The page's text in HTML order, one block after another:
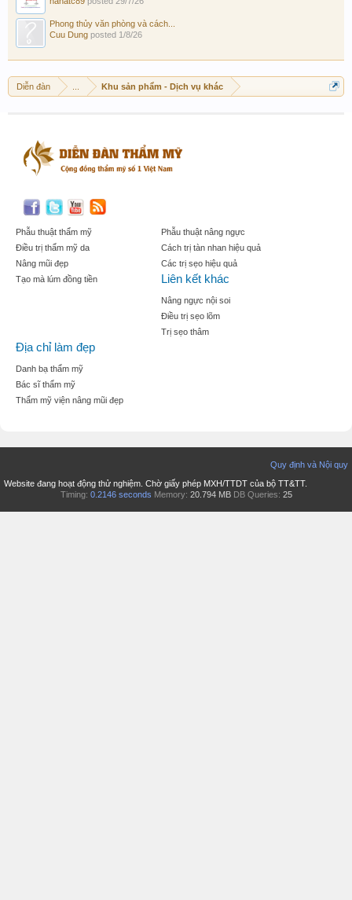
Phong thủy văn phòng và cách...
Cuu Dung posted 1/8/26
Diễn đàn Khu sản phẩm - Dịch vụ khác
Phẫu thuật thẩm mỹ
Điều trị thẩm mỹ da
Nâng mũi đẹp
Tạo mà lúm đồng tiền
Phẫu thuật nâng ngực
Cách trị tàn nhan hiệu quả
Các trị sẹo hiệu quả
Liên kết khác
Nâng ngực nội soi
Điều trị sẹo lõm
Trị sẹo thâm
Địa chỉ làm đẹp
Danh bạ thẩm mỹ
Bác sĩ thẩm mỹ
Thẩm mỹ viện nâng mũi đẹp
Quy định và Nội quy
Website đang hoạt động thử nghiệm. Chờ giấy phép MXH/TTDT của bộ TT&TT.
Timing: 0.2146 seconds Memory: 20.794 MB DB Queries: 25